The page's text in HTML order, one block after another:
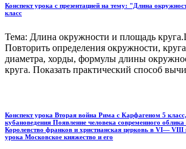
Конспект урока с презентацией на тему: "Длина
класс
Тема: Длина окружности и площадь
Повторить определения окружности,
диаметра, хорды, формулы длины
круга. Показать практический способ
Конспект урока Вторая война Рима с Карфагеном 5
кубановедения Появление человека современного облика
Королевство франков и христианская церковь в VI— VIII
урока Московское княжество и его